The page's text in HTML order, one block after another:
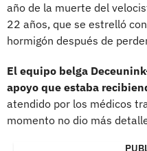
año de la muerte del
22 años, que se estrelló
hormigón después de
El equipo belga
apoyo que estaba
atendido por los médicos
momento no dio más